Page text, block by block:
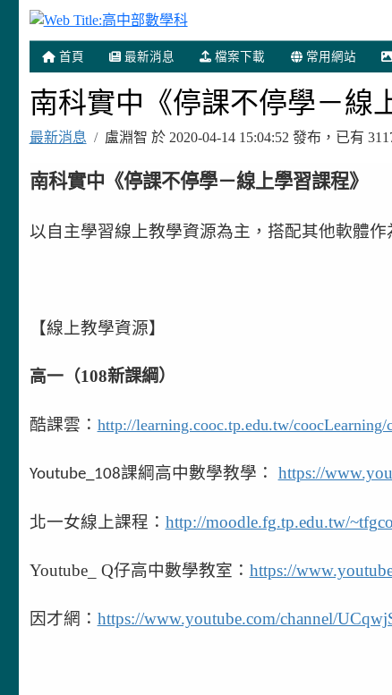
高中部數學科
首頁 最新消息 檔案下載 常用網站
南科實中《停課不停學－線
最新消息 盧淵智 於 2020-04-14 15:04:52 發布，已有
南科實中《停課不停學－線上學習課程》
以自主學習線上教學資源為主，搭配其他軟體
【線上教學資源】
高一（108新課綱）
酷課雲： http://learning.cooc.tp.edu.tw/coocLearning/
Youtube_108課綱高中數學教學： https://
北一女線上課程： http://moodle.fg.tp.edu.tw/
Youtube_ Q仔高中數學教室： https://
因才網： https://www.youtube.com/channel/